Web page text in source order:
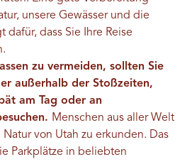
unsere Gewässer und die
dafür, dass Sie Ihre Reise
zu vermeiden, sollten Sie
außerhalb der Stoßzeiten,
am Tag oder an
Menschen aus aller Welt
von Utah zu erkunden. Das
Parkplätze in beliebten